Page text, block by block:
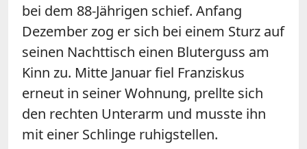
bei dem 88-Jährigen schief. Anfang
Dezember zog er sich bei einem Sturz auf
seinen Nachttisch einen Bluterguss am
Kinn zu. Mitte Januar fiel Franziskus
erneut in seiner Wohnung, prellte sich
den rechten Unterarm und musste ihn
mit einer Schlinge ruhigstellen.